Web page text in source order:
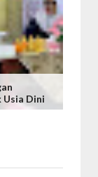
Usia Dini